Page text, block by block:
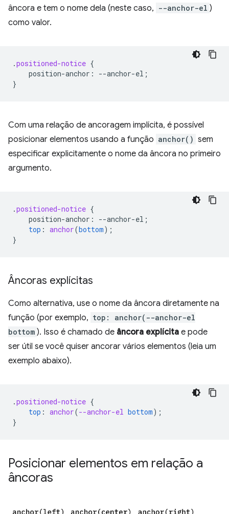
âncora e tem o nome dela (neste caso, --anchor-el )
como valor.
.positioned-notice {
position-anchor : --anchor-el ;
}
Com uma relação de ancoragem implícita, é possível
posicionar elementos usando a função anchor() sem
especificar explicitamente o nome da âncora no primeiro
argumento.
.positioned-notice {
position-anchor : --anchor-el ;
top : anchor(bottom);
}
Âncoras explícitas
Como alternativa, use o nome da âncora diretamente na
função (por exemplo, top: anchor(--anchor-el
bottom ). Isso é chamado de âncora explícita e pode
ser útil se você quiser ancorar vários elementos (leia um
exemplo abaixo).
.positioned-notice {
top : anchor(--anchor-el bottom);
}
Posicionar elementos em relação a
âncoras